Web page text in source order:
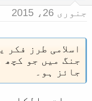
جنوری 26، 2015
اسلامی طرز فکر
جنگ میں جو کچھ
جائز ہو۔